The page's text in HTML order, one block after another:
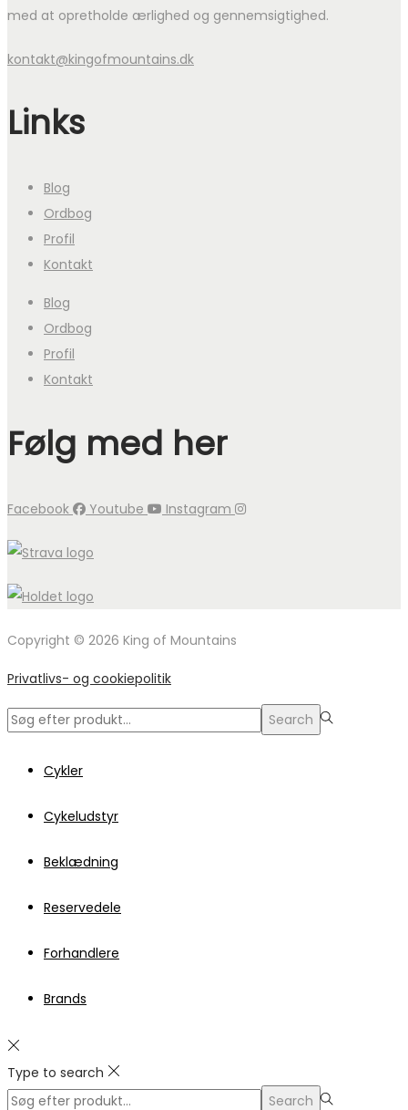
med at opretholde ærlighed og gennemsigtighed.
kontakt@kingofmountains.dk
Links
Blog
Ordbog
Profil
Kontakt
Blog
Ordbog
Profil
Kontakt
Følg med her
Facebook Youtube Instagram
Copyright © 2026 King of Mountains
Privatlivs- og cookiepolitik
Search
Search
Cykler
Cykeludstyr
Beklædning
Reservedele
Forhandlere
Brands
Type to search
Search
Search